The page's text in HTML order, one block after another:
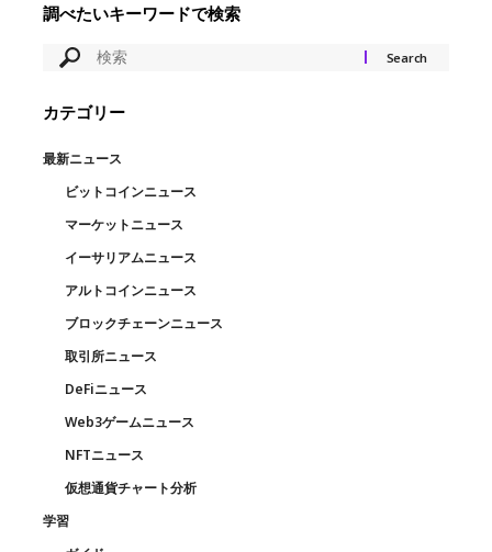
調べたいキーワードで検索
カテゴリー
最新ニュース
ビットコインニュース
マーケットニュース
イーサリアムニュース
アルトコインニュース
ブロックチェーンニュース
取引所ニュース
DeFiニュース
Web3ゲームニュース
NFTニュース
仮想通貨チャート分析
学習